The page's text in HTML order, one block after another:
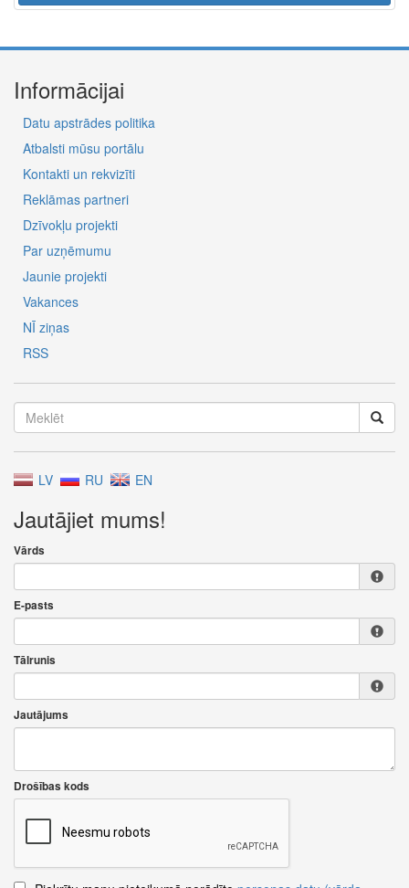
Informācijai
Datu apstrādes politika
Atbalsti mūsu portālu
Kontakti un rekvizīti
Reklāmas partneri
Dzīvokļu projekti
Par uzņēmumu
Jaunie projekti
Vakances
NĪ ziņas
RSS
LV RU EN
Jautājiet mums!
Vārds
E-pasts
Tālrunis
Jautājums
Drošības kods